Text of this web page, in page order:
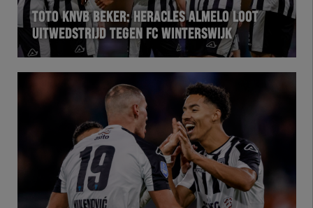
TOTO KNVB BEKER: HERACLES ALMELO LOOT
UITWEDSTRIJD TEGEN FC WINTERSWIJK